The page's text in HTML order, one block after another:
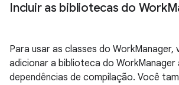
Incluir as bibliotecas do Work
Para usar as classes do WorkManager,
adicionar a biblioteca do WorkManager
dependências de compilação. Você